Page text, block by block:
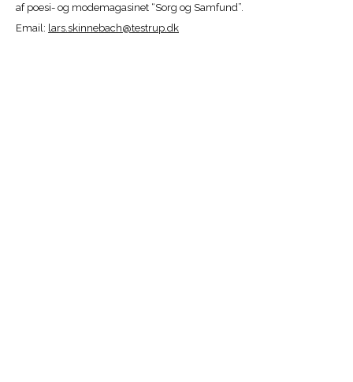
af poesi- og modemagasinet “Sorg og Samfund”.
Email: lars.skinnebach@testrup.dk